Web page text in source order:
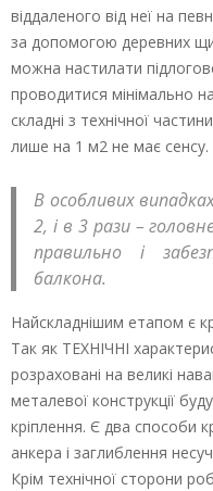
віддаленого від неї на
за допомогою деревних
можна настилати
проводитися мінімально
складні з технічної
лише на 1 м2 не має сенсу.
В особливих
2, і в 3 рази –
правильно і
балкона.
Найскладнішим етапом є
Так як ТЕХНІЧНІ
розраховані на великі
металевої конструкції
кріплення. Є два способи
анкера і заглиблення
Крім технічної сторони